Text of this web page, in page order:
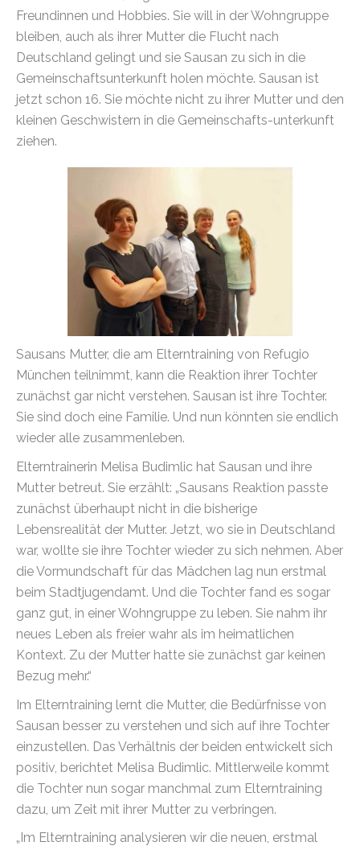
Freundinnen und Hobbies. Sie will in der Wohngruppe
bleiben, auch als ihrer Mutter die Flucht nach
Deutschland gelingt und sie Sausan zu sich in die
Gemeinschaftsunterkunft holen möchte. Sausan ist
jetzt schon 16. Sie möchte nicht zu ihrer Mutter und den
kleinen Geschwistern in die Gemeinschafts-unterkunft
ziehen.
Sausans Mutter, die am Elterntraining von Refugio
München teilnimmt, kann die Reaktion ihrer Tochter
zunächst gar nicht verstehen. Sausan ist ihre Tochter.
Sie sind doch eine Familie. Und nun könnten sie endlich
wieder alle zusammenleben.
Elterntrainerin Melisa Budimlic hat Sausan und ihre
Mutter betreut. Sie erzählt: „Sausans Reaktion passte
zunächst überhaupt nicht in die bisherige
Lebensrealität der Mutter. Jetzt, wo sie in Deutschland
war, wollte sie ihre Tochter wieder zu sich nehmen. Aber
die Vormundschaft für das Mädchen lag nun erstmal
beim Stadtjugendamt. Und die Tochter fand es sogar
ganz gut, in einer Wohngruppe zu leben. Sie nahm ihr
neues Leben als freier wahr als im heimatlichen
Kontext. Zu der Mutter hatte sie zunächst gar keinen
Bezug mehr.“
Im Elterntraining lernt die Mutter, die Bedürfnisse von
Sausan besser zu verstehen und sich auf ihre Tochter
einzustellen. Das Verhältnis der beiden entwickelt sich
positiv, berichtet Melisa Budimlic. Mittlerweile kommt
die Tochter nun sogar manchmal zum Elterntraining
dazu, um Zeit mit ihrer Mutter zu verbringen.
„Im Elterntraining analysieren wir die neuen, erstmal